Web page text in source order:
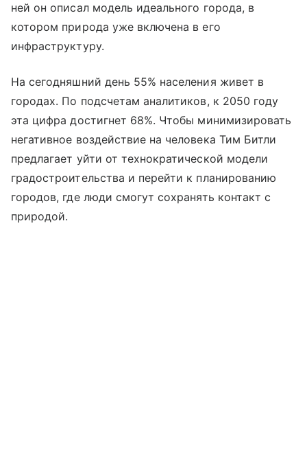
ней он описал модель идеального города, в
котором природа уже включена в его
инфраструктуру.
На сегодняшний день 55% населения живет в
городах. По подсчетам аналитиков, к 2050 году
эта цифра достигнет 68%. Чтобы минимизировать
негативное воздействие на человека Тим Битли
предлагает уйти от технократической модели
градостроительства и перейти к планированию
городов, где люди смогут сохранять контакт с
природой.